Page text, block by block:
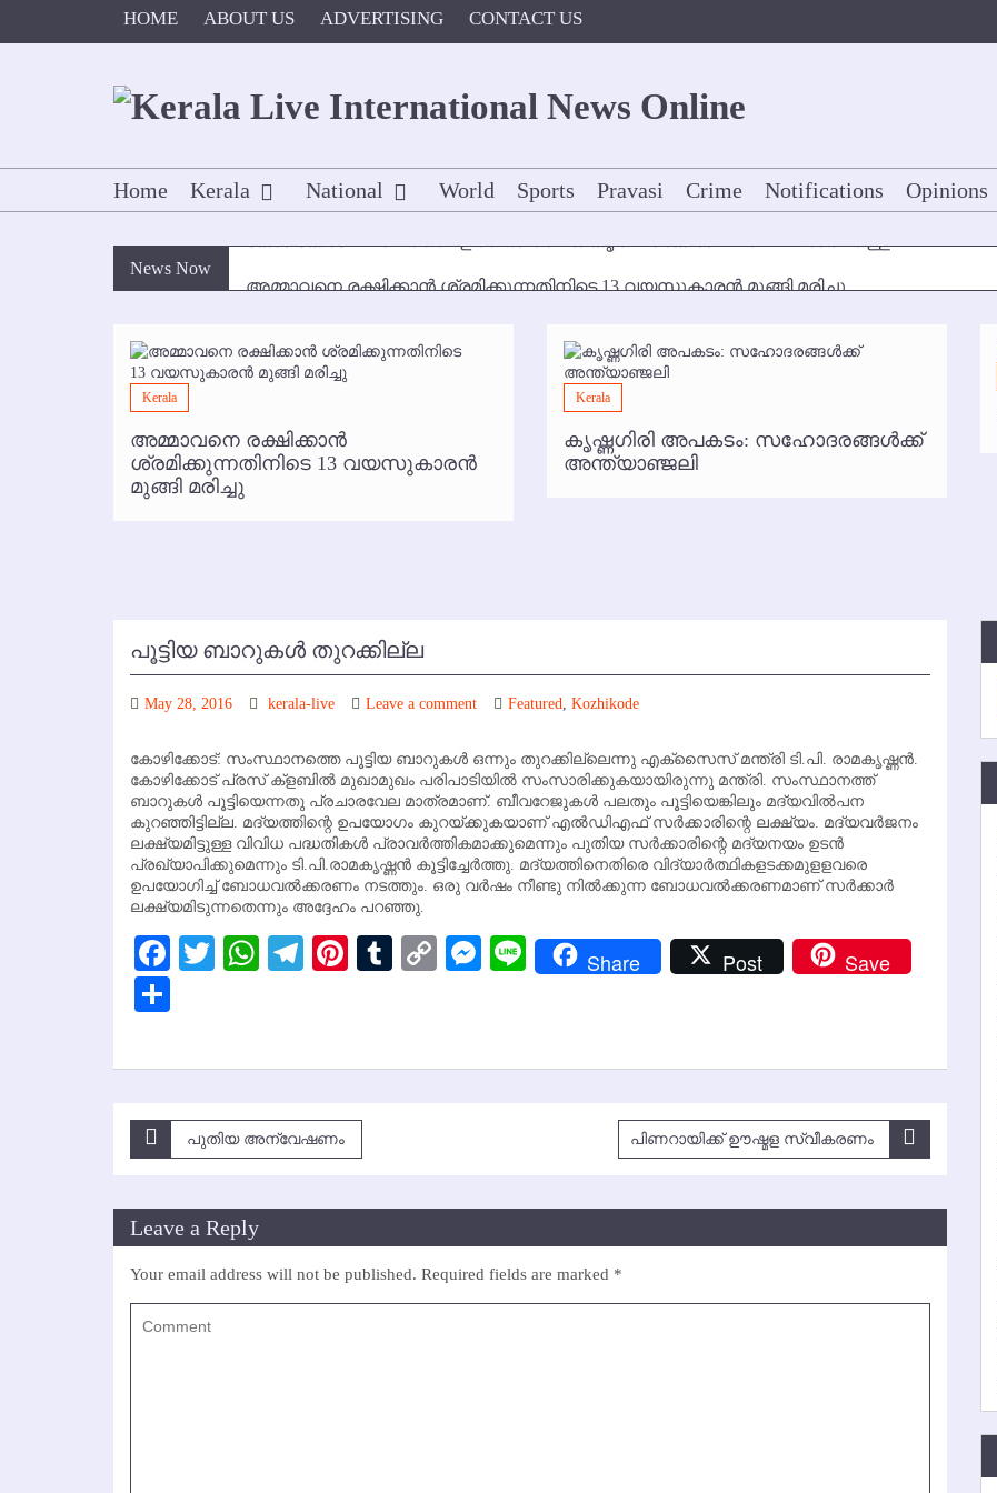
HOME ABOUT US ADVERTISING CONTACT US
Home Kerala National World Sports Pravasi Crime Notifications Opinions
News Now
മമ്പുറം ആണ്ടു നേര്‍ച്ച ജൂണ്‍ 17 മുതല്‍
ഇനി രമേശ് പിഷാരടി സ്റ്റേജ് ഷോകള്‍ക്ക് ഇല്ല
കോഴിക്കോട് വിമാനത്താവളത്തില്‍ അനധികൃത പാര്‍ക്കിംഗ് പിരിവ് : പരാതി തള്ളി
Kerala
അമ്മാവനെ രക്ഷിക്കാന്‍
ശ്രമിക്കുന്നതിനിടെ 13 വയസുകാരന്‍
മുങ്ങി മരിച്ചു
Kerala
കൃഷ്ണഗിരി അപകടം: സഹോദരങ്ങള്‍ക്ക്
അന്ത്യാഞ്ജലി
പൂട്ടിയ ബാറുകള്‍ തുറക്കില്ല
May 28, 2016 kerala-live Leave a comment Featured, Kozhikode
കോഴിക്കോട്: സംസ്ഥാനത്തെ പൂട്ടിയ ബാറുകള്‍ ഒന്നും തുറക്കില്ലെന്നു എക്‌സൈസ് മന്ത്രി ടി.പി. രാമകൃഷ്ണന്‍.
കോഴിക്കോട് പ്രസ് ക്‌ളബില്‍ മുഖാമുഖം പരിപാടിയില്‍ സംസാരിക്കുകയായിരുന്നു മന്ത്രി. സംസ്ഥാനത്ത്
ബാറുകള്‍ പൂട്ടിയെന്നതു പ്രചാരവേല മാത്രമാണ്. ബീവറേജുകള്‍ പലതും പൂട്ടിയെങ്കിലും മദ്യവില്‍പന
കുറഞ്ഞിട്ടില്ല. മദ്യത്തിന്റെ ഉപയോഗം കുറയ്ക്കുകയാണ് എല്‍ഡിഎഫ് സര്‍ക്കാരിന്റെ ലക്ഷ്യം. മദ്യവര്‍ജനം
ലക്ഷ്യമിട്ടുള്ള വിവിധ പദ്ധതികള്‍ പ്രാവര്‍ത്തികമാക്കുമെന്നും പുതിയ സര്‍ക്കാരിന്റെ മദ്യനയം ഉടന്‍
പ്രഖ്യാപിക്കുമെന്നും ടി.പി.രാമകൃഷ്ണന്‍ കൂട്ടിച്ചേര്‍ത്തു. മദ്യത്തിനെതിരെ വിദ്യാര്‍ത്ഥികളടക്കമുളളവരെ
ഉപയോഗിച്ച് ബോധവല്‍ക്കരണം നടത്തും. ഒരു വര്‍ഷം നീണ്ടു നില്‍ക്കുന്ന ബോധവല്‍ക്കരണമാണ് സര്‍ക്കാര്‍
ലക്ഷ്യമിടുന്നതെന്നും അദ്ദേഹം പറഞ്ഞു.
Facebook
TwitterWhatsApp
Telegram
Pinterest
Tumblr
CopyMessenger
LineShare Post Save
Post
പുതിയ അന്വേഷണം പിണറായിക്ക് ഊഷ്മള സ്വീകരണം
Leave a Reply
Your email address will not be published. Required fields are marked *